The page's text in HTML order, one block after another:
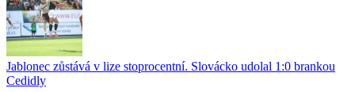
Jablonec zůstává v lize stoprocentní. Slovácko udolal 1:0 brankou
Cedidly